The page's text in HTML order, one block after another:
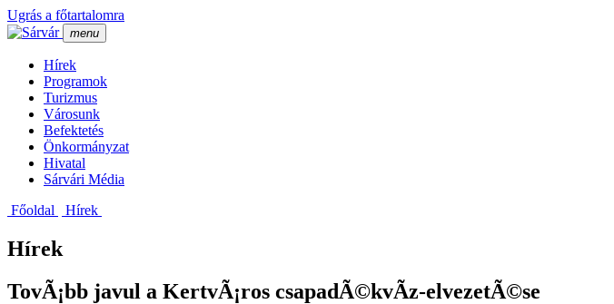
Ugrás a főtartalomra
menu
Hí­rek
Programok
Turizmus
Városunk
Befektetés
Önkormányzat
Hivatal
Sárvári Média
Főoldal
Hí­rek
Hírek
TovÃ¡bb javul a KertvÃ¡ros csapadÃ©kvÃ­z-elvezetÃ©se